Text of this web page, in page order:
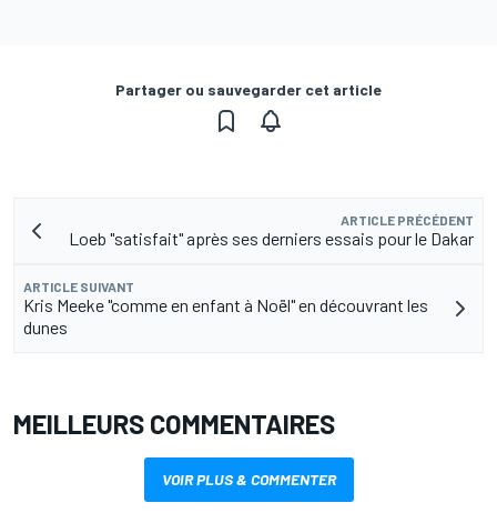
Partager ou sauvegarder cet article
ARTICLE PRÉCÉDENT
Loeb "satisfait" après ses derniers essais pour le Dakar
ARTICLE SUIVANT
Kris Meeke "comme en enfant à Noël" en découvrant les
dunes
MEILLEURS COMMENTAIRES
VOIR PLUS & COMMENTER